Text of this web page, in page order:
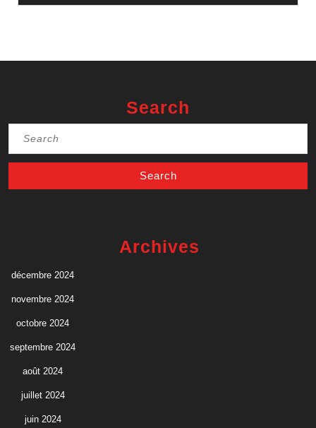
Search
Archives
décembre 2024
novembre 2024
octobre 2024
septembre 2024
août 2024
juillet 2024
juin 2024